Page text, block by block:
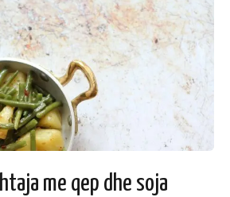
me qep dhe soja